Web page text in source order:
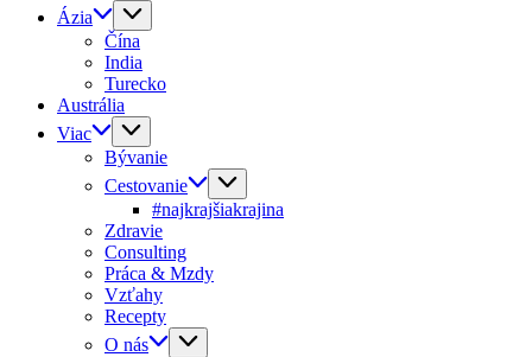
Ázia
Čína
India
Turecko
Austrália
Viac
Bývanie
Cestovanie
#najkrajšiakrajina
Zdravie
Consulting
Práca & Mzdy
Vzťahy
Recepty
O nás